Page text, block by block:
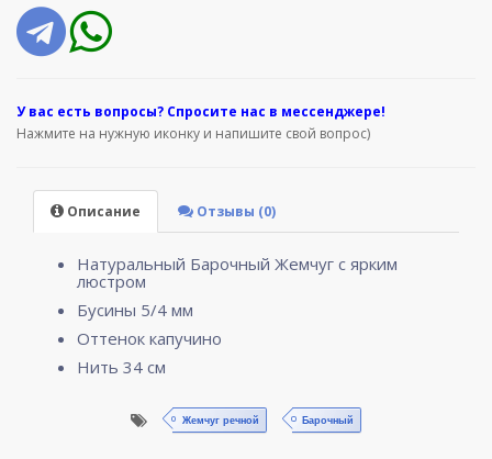
У вас есть вопросы? Спросите нас в мессенджере!
Нажмите на нужную иконку и напишите свой вопрос)
Описание Отзывы (0)
Натуральный Барочный Жемчуг с ярким
люстром
Бусины 5/4 мм
Оттенок капучино
Нить 34 см
Жемчуг речной Барочный